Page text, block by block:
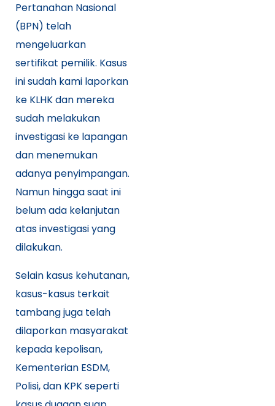
Pertanahan Nasional
(BPN) telah
mengeluarkan
sertifikat pemilik. Kasus
ini sudah kami laporkan
ke KLHK dan mereka
sudah melakukan
investigasi ke lapangan
dan menemukan
adanya penyimpangan.
Namun hingga saat ini
belum ada kelanjutan
atas investigasi yang
dilakukan.
Selain kasus kehutanan,
kasus-kasus terkait
tambang juga telah
dilaporkan masyarakat
kepada kepolisan,
Kementerian ESDM,
Polisi, dan KPK seperti